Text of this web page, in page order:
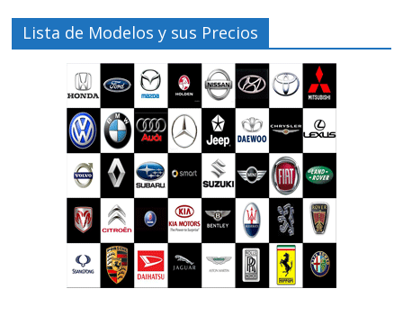
Lista de Modelos y sus Precios